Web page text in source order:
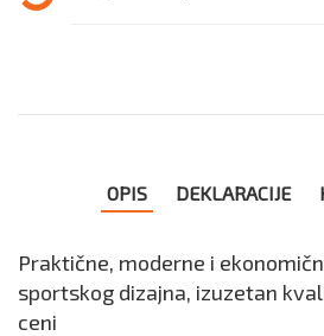
OPIS DEKLARACIJE
Praktične, moderne i
sportskog dizajna, izuzetan
ceni